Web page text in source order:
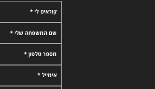
קוראים לי *
שם המשפחה שלי *
מספר טלפון *
אימייל *